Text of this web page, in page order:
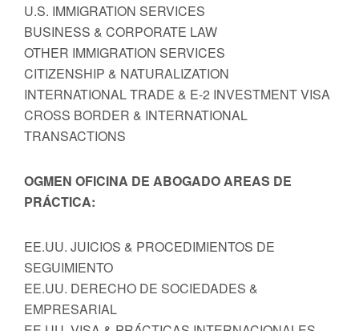
U.S. IMMIGRATION SERVICES
BUSINESS & CORPORATE LAW
OTHER IMMIGRATION SERVICES
CITIZENSHIP & NATURALIZATION
INTERNATIONAL TRADE & E-2 INVESTMENT VISA
CROSS BORDER & INTERNATIONAL
TRANSACTIONS
OGMEN OFICINA DE ABOGADO AREAS DE
PRÁCTICA:
EE.UU. JUICIOS & PROCEDIMIENTOS DE
SEGUIMIENTO
EE.UU. DERECHO DE SOCIEDADES &
EMPRESARIAL